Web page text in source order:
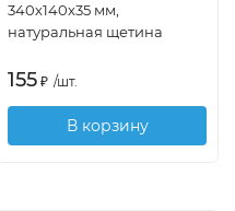
340х140х35 мм,
натуральная щетина
155 ₽ /шт.
В корзину